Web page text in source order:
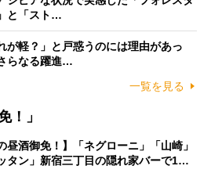
と「スト…
が軽？」と戸惑うのには理由があっ
らなる躍進…
一覧を見る
！」
昼酒御免！】「ネグローニ」「山崎」
タン」新宿三丁目の隠れ家バーで1…